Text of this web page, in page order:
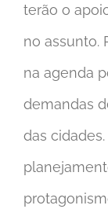
terão o
no assunto.
na agenda
demandas
das